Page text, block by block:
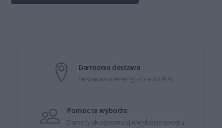
Darmowa dostawa
Dostawa kurierem gratis od 0 PLN
Pomoc w wyborze
Doradcy służą pomocą w wyborze sprzętu